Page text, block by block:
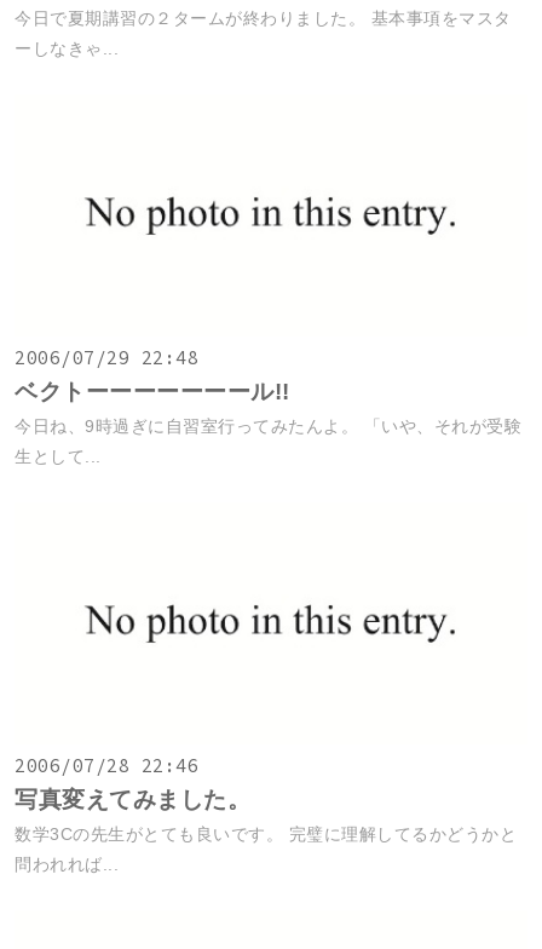
今日で夏期講習の２タームが終わりました。 基本事項をマスタ
ーしなきゃ...
2006/07/29 22:48
ベクトーーーーーーール!!
今日ね、9時過ぎに自習室行ってみたんよ。 「いや、それが受験
生として...
2006/07/28 22:46
写真変えてみました。
数学3Cの先生がとても良いです。 完璧に理解してるかどうかと
問われれば...